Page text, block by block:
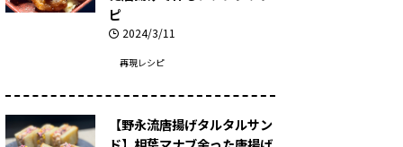
ピ
2024/3/11
再現レシピ
【野永流唐揚げタルタルサン